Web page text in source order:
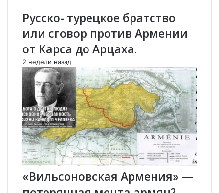
п
о
а
ж
ё
н
!
Р
о
с
с
и
я
р
а
а
к
р
а
и
ч
т
о
х
о
т
я
т
Русско- турецкое братство
или сговор против Армении
от Карса до Арцаха.
2 недели назад
«Вильсоновская Армения» —